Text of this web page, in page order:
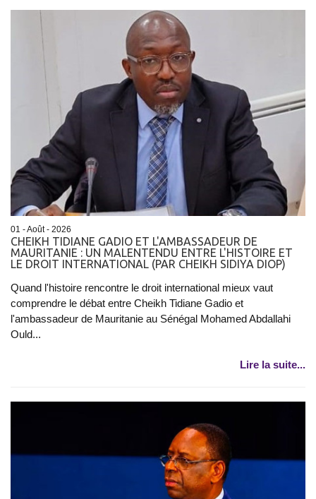
01 - Août - 2026
CHEIKH TIDIANE GADIO ET L'AMBASSADEUR DE
MAURITANIE : UN MALENTENDU ENTRE L'HISTOIRE ET
LE DROIT INTERNATIONAL (PAR CHEIKH SIDIYA DIOP)
Quand l'histoire rencontre le droit international mieux vaut
comprendre le débat entre Cheikh Tidiane Gadio et
l'ambassadeur de Mauritanie au Sénégal Mohamed Abdallahi
Ould...
Lire la suite...